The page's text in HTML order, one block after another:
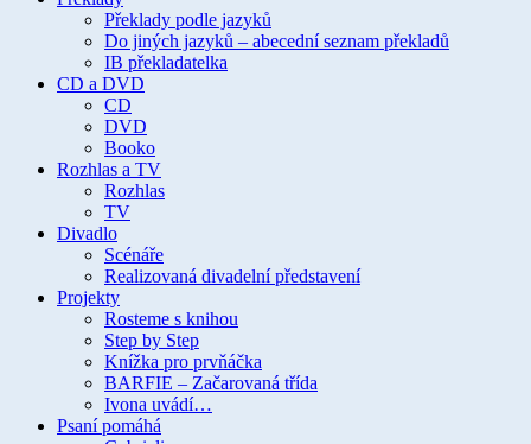
Překlady podle jazyků
Do jiných jazyků – abecední seznam překladů
IB překladatelka
CD a DVD
CD
DVD
Booko
Rozhlas a TV
Rozhlas
TV
Divadlo
Scénáře
Realizovaná divadelní představení
Projekty
Rosteme s knihou
Step by Step
Knížka pro prvňáčka
BARFIE – Začarovaná třída
Ivona uvádí…
Psaní pomáhá